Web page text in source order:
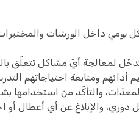
يومي داخل الورشات والمختبرات،
لمعالجة أيّ مشاكل تتعلّق
ومتابعة احتياجاتهم
والتأكّد من استخدامها
دوري، والإبلاغ عن أي أعطال